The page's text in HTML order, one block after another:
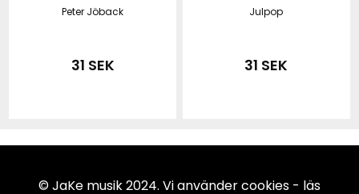
Peter Jöback
31 SEK
Julpop
31 SEK
© JaKe musik 2024. Vi använder cookies - läs